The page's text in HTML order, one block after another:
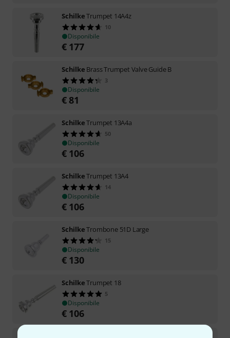
SchilkeTrumpet 14A4z
10
Disponibile
€ 177
Schilke Brass Trumpet Valve Guide B
3
Disponibile
€ 81
SchilkeTrumpet 13A4a
50
Disponibile
€ 106
SchilkeTrumpet 13A4
14
Disponibile
€ 106
SchilkeTrombone 51D Large
15
Disponibile
€ 130
SchilkeTrumpet 18
5
Disponibile
€ 106